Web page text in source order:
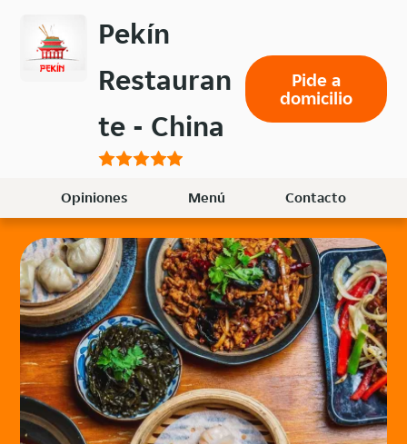
menú
principal
Pekín
Restauran
te - China
Pide a
domicilio
Opiniones Menú Contacto